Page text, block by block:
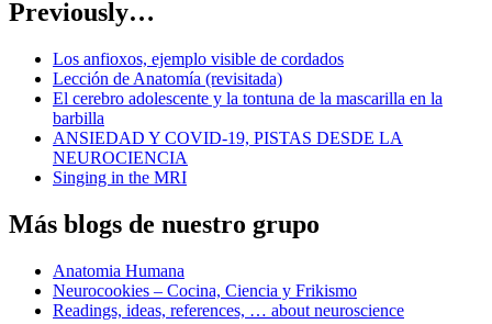
Previously…
Los anfioxos, ejemplo visible de cordados
Lección de Anatomía (revisitada)
El cerebro adolescente y la tontuna de la mascarilla en la
barbilla
ANSIEDAD Y COVID-19, PISTAS DESDE LA
NEUROCIENCIA
Singing in the MRI
Más blogs de nuestro grupo
Anatomia Humana
Neurocookies – Cocina, Ciencia y Frikismo
Readings, ideas, references, … about neuroscience